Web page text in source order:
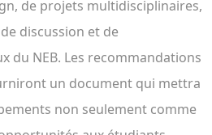
de projets multidisciplinaires,
discussion et de
du NEB. Les recommandations
un document qui mettra
non seulement comme